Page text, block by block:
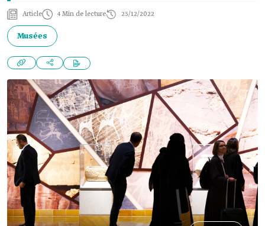
Article 4 Min de lecture 25/12/2022
Musées